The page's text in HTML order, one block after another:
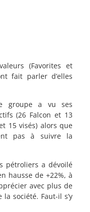
(Favorites et
fait parler d’elles
groupe a vu ses
(26 Falcon et 13
15 visés) alors que
pas à suivre la
pétroliers a dévoilé
hausse de +22%, à
avec plus de
société. Faut-il s’y